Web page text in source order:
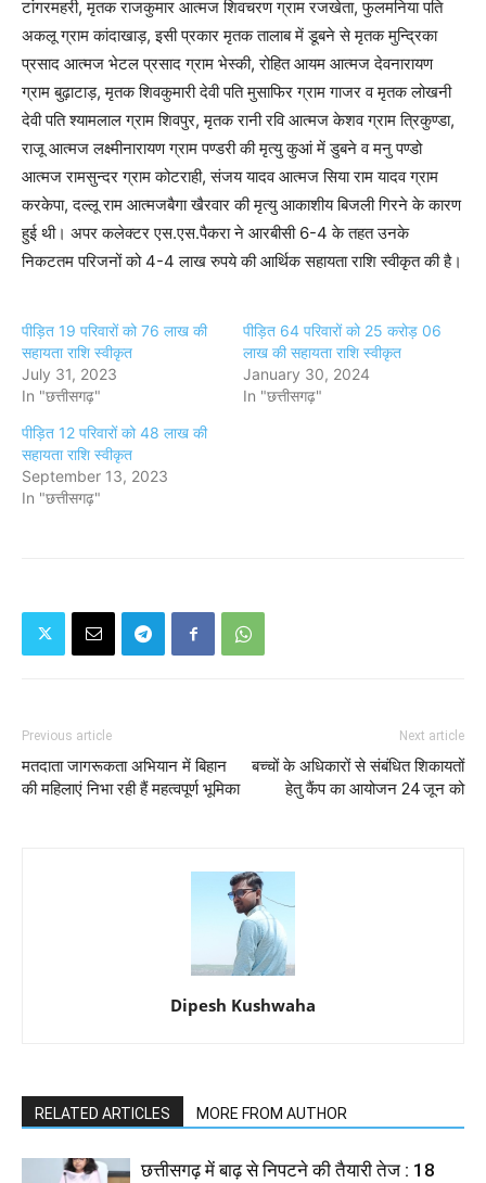
टांगरमहरी, मृतक राजकुमार आत्मज शिवचरण ग्राम रजखेता, फुलमनिया पति
अकलू ग्राम कांदाखाड़, इसी प्रकार मृतक तालाब में डूबने से मृतक मुन्द्रिका
प्रसाद आत्मज भेटल प्रसाद ग्राम भेस्की, रोहित आयम आत्मज देवनारायण
ग्राम बुढ़ाटाड़, मृतक शिवकुमारी देवी पति मुसाफिर ग्राम गाजर व मृतक लोखनी
देवी पति श्यामलाल ग्राम शिवपुर, मृतक रानी रवि आत्मज केशव ग्राम त्रिकुण्डा,
राजू आत्मज लक्ष्मीनारायण ग्राम पण्डरी की मृत्यु कुआं में डुबने व मनु पण्डो
आत्मज रामसुन्दर ग्राम कोटराही, संजय यादव आत्मज सिया राम यादव ग्राम
करकेपा, दल्लू राम आत्मजबैगा खैरवार की मृत्यु आकाशीय बिजली गिरने के कारण
हुई थी। अपर कलेक्टर एस.एस.पैकरा ने आरबीसी 6-4 के तहत उनके
निकटतम परिजनों को 4-4 लाख रुपये की आर्थिक सहायता राशि स्वीकृत की है।
पीड़ित 19 परिवारों को 76 लाख की
सहायता राशि स्वीकृत
July 31, 2023
In "छत्तीसगढ़"
पीड़ित 64 परिवारों को 25 करोड़ 06
लाख की सहायता राशि स्वीकृत
January 30, 2024
In "छत्तीसगढ़"
पीड़ित 12 परिवारों को 48 लाख की
सहायता राशि स्वीकृत
September 13, 2023
In "छत्तीसगढ़"
Previous article
मतदाता जागरूकता अभियान में बिहान
की महिलाएं निभा रही हैं महत्वपूर्ण भूमिका
Next article
बच्चों के अधिकारों से संबंधित शिकायतों
हेतु कैंप का आयोजन 24 जून को
Dipesh Kushwaha
RELATED ARTICLES MORE FROM AUTHOR
छत्तीसगढ़ में बाढ़ से निपटने की तैयारी तेज : 18